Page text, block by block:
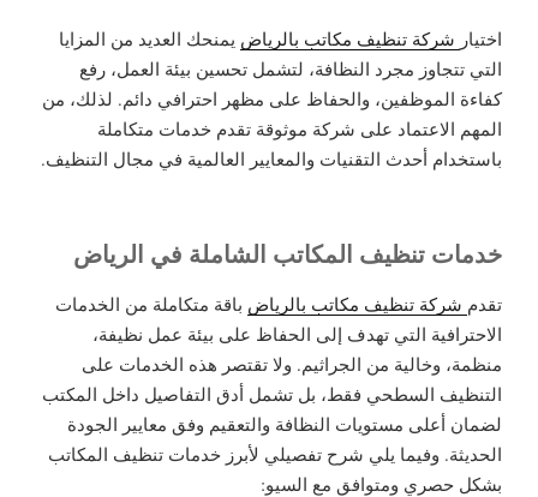
اختيار شركة تنظيف مكاتب بالرياض يمنحك العديد من المزايا
التي تتجاوز مجرد النظافة، لتشمل تحسين بيئة العمل، رفع
كفاءة الموظفين، والحفاظ على مظهر احترافي دائم. لذلك، من
المهم الاعتماد على شركة موثوقة تقدم خدمات متكاملة
باستخدام أحدث التقنيات والمعايير العالمية في مجال التنظيف.
خدمات تنظيف المكاتب الشاملة في الرياض
تقدم شركة تنظيف مكاتب بالرياض باقة متكاملة من الخدمات
الاحترافية التي تهدف إلى الحفاظ على بيئة عمل نظيفة،
منظمة، وخالية من الجراثيم. ولا تقتصر هذه الخدمات على
التنظيف السطحي فقط، بل تشمل أدق التفاصيل داخل المكتب
لضمان أعلى مستويات النظافة والتعقيم وفق معايير الجودة
الحديثة. وفيما يلي شرح تفصيلي لأبرز خدمات تنظيف المكاتب
بشكل حصري ومتوافق مع السيو: